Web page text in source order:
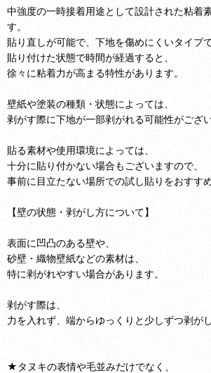
中強度の一時接着用途として設計された粘着
す。
貼り直しが可能で、下地を傷めにくいタイプで
貼り付けた状態で時間が経過すると、
徐々に粘着力が高まる特性があります。
壁紙や塗装の種類・状態によっては、
剥がす際に下地が一部剥がれる可能性がござい
貼る素材や使用環境によっては、
十分に貼り付かない場合もございますので、
事前に目立たない場所での試し貼りをおすすめ
【壁の状態・剥がし方について】
表面に凹凸のある壁や、
砂壁・織物壁紙などの素材は、
特に剥がれやすい場合があります。
剥がす際は、
力を入れず、端からゆっくりと少しずつ剥が
★タヌキの表情や毛並みだけでなく、